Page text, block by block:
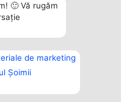
🙂 Vă rugăm
de marketing
Șoimii